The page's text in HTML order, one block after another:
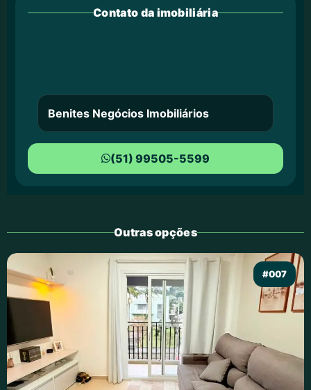
Contato da imobiliária
Benites Negócios Imobiliários
(51) 99505-5599
Outras opções
#007